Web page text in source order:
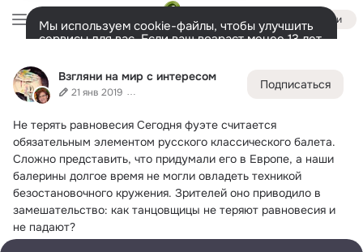
Взгляни на мир с интересом
21 янв 2019
Подписаться
Не терять равновесия Сегодня фуэте считается
обязательным элементом русского классического балета.
Сложно представить, что придумали его в Европе, а наши
балерины долгое время не могли овладеть техникой
безостановочного кружения. Зрителей оно приводило в
замешательство: как танцовщицы не теряют равновесия и
не падают?
Впервые на русской сцене фуэте представила
Войти
Мы используем cookie-файлы, чтобы улучшить
сервисы для вас. Если ваш возраст менее 13 лет,
представитель.
Разрешить все Настроить
Лента Участники 41K 285K Ещё
Дополнительная
колонка
Всё58 489 Обсуждаемые